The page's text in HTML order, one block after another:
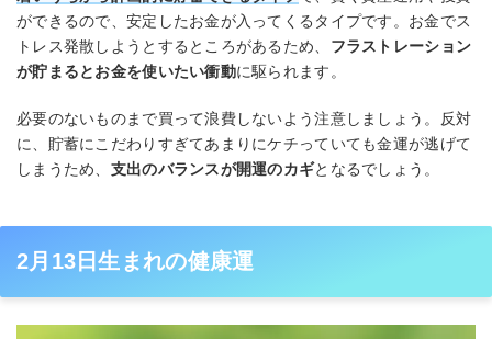
ができるので、安定したお金が入ってくるタイプです。お金でス
トレス発散しようとするところがあるため、 フラストレーション
が貯まるとお金を使いたい衝動に駆られます。
必要のないものまで買って浪費しないよう注意しましょう。反対
に、貯蓄にこだわりすぎてあまりにケチっていても金運が逃げて
しまうため、 支出のバランスが開運のカギとなるでしょう。
2月13日生まれの健康運